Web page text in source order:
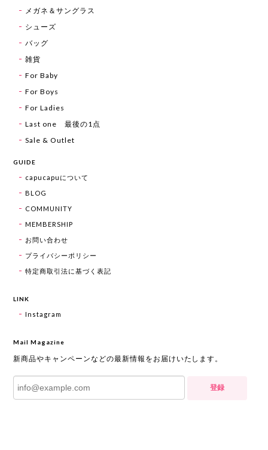
メガネ＆サングラス
シューズ
バッグ
雑貨
For Baby
For Boys
For Ladies
Last one 最後の1点
Sale & Outlet
GUIDE
capucapuについて
BLOG
COMMUNITY
MEMBERSHIP
お問い合わせ
プライバシーポリシー
特定商取引法に基づく表記
LINK
Instagram
Mail Magazine
新商品やキャンペーンなどの最新情報をお届けいたします。
登録